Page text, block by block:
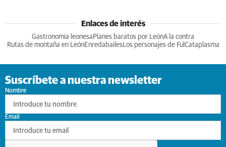
Enlaces de interés
Gastronomia leonesa Planes baratos por LeónA la contra
Rutas de montaña en LeónEnredabailesLos personajes de Ful Cataplasma
Suscríbete a nuestra newsletter
Nombre
Email